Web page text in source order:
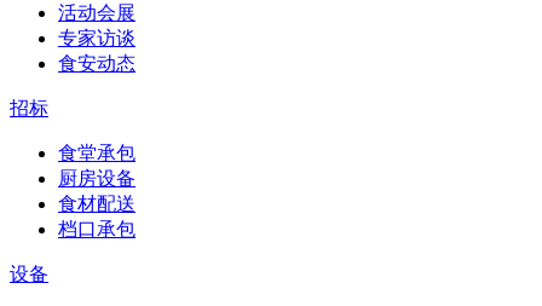
活动会展
专家访谈
食安动态
招标
食堂承包
厨房设备
食材配送
档口承包
设备